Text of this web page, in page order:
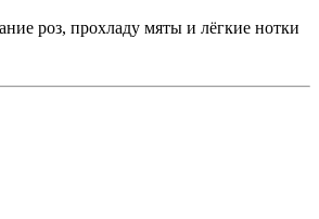
роз, прохладу мяты и лёгкие нотки